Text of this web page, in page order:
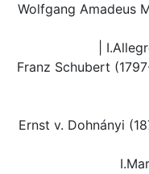
Wolfgang
Eine kleine
|
Franz
Ernst v.